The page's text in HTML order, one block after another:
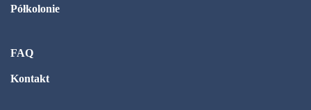
Półkolonie
FAQ
Kontakt